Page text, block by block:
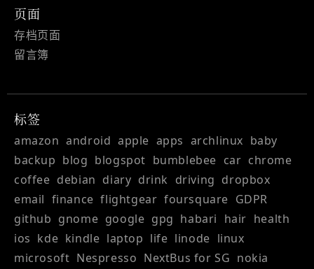
页面
存档页面
留言簿
标签
amazon android apple apps archlinux baby
backup blog blogspot bumblebee car chrome
coffee debian diary drink driving dropbox
email finance flightgear foursquare GDPR
github gnome google gpg habari hair health
ios kde kindle laptop life linode linux
microsoft Nespresso NextBus for SG nokia